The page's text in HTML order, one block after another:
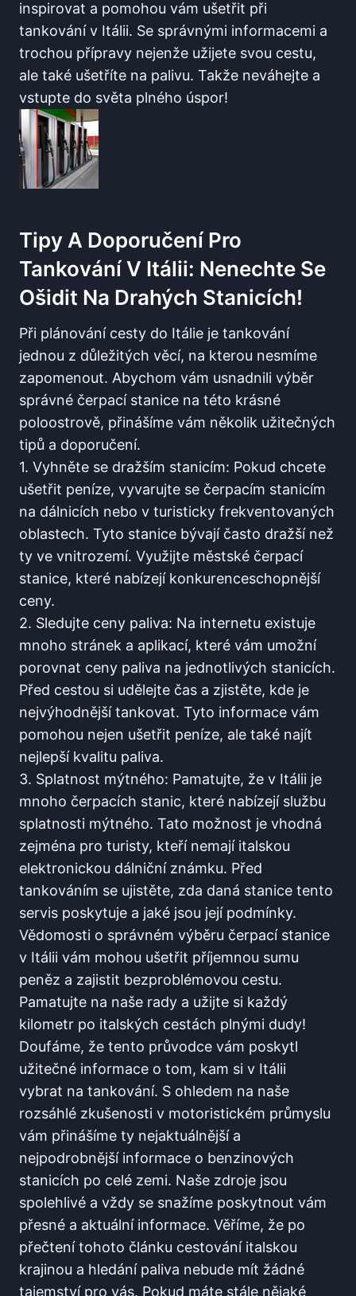
inspirovat a pomohou vám ušetřit⁤ při
tankování v Itálii. Se⁣ správnými informacemi a
trochou přípravy nejenže užijete svou cestu,
ale‌ také ušetříte‍ na palivu. Takže neváhejte a
vstupte do⁢ světa plného ⁢úspor!
Tipy A Doporučení Pro
Tankování V Itálii: Nenechte ⁣se
Ošidit ⁣na Drahých Stanicích!
Při plánování cesty do Itálie je ‍tankování‍
jednou ‍z důležitých věcí, na ⁣kterou nesmíme
zapomenout. Abychom vám usnadnili výběr
správné čerpací stanice na této krásné
poloostrově, přinášíme vám několik užitečných
‍tipů a doporučení.
1. Vyhněte ⁤se dražším stanicím: Pokud chcete
ušetřit peníze, vyvarujte se‌ čerpacím stanicím
na dálnicích nebo v turisticky frekventovaných
oblastech. Tyto stanice bývají​ často dražší než
ty ve vnitrozemí. Využijte městské čerpací
stanice, které nabízejí konkurenceschopnější
ceny.
2. Sledujte ⁤ceny paliva: Na internetu existuje
mnoho stránek a aplikací, které vám umožní
‌porovnat ceny paliva na jednotlivých stanicích.
Před cestou si ‌udělejte čas a zjistěte, kde je
nejvýhodnější tankovat. Tyto ‌informace vám
pomohou nejen ušetřit peníze, ale také najít
nejlepší kvalitu paliva.
3. Splatnost mýtného: Pamatujte,⁣ že v Itálii je
mnoho čerpacích‍ stanic, které nabízejí službu
splatnosti mýtného. Tato‍ možnost je vhodná
zejména pro turisty, kteří nemají italskou‍
elektronickou dálniční ​známku. Před
tankováním se ujistěte, zda⁣ daná stanice ​tento
servis‍ poskytuje a ⁣jaké jsou její podmínky.
Vědomosti o správném výběru čerpací⁤ stanice
v Itálii vám mohou ušetřit⁣ příjemnou sumu
peněz a zajistit bezproblémovou cestu.
Pamatujte na naše rady a ‌užijte si každý
kilometr‌ po italských cestách⁣ plnými ​dudy!⁢
Doufáme, že ⁢tento průvodce vám poskytl
‍užitečné informace ‍o tom, kam si v Itálii
vybrat na tankování. S ohledem na naše
rozsáhlé‍ zkušenosti ​v motoristickém průmyslu
vám přinášíme ty nejaktuálnější a
nejpodrobnější informace o benzinových
stanicích ⁣po celé zemi. Naše zdroje jsou
spolehlivé a vždy se snažíme‌ poskytnout vám
⁤přesné a ⁤aktuální informace. Věříme,⁣ že po
přečtení tohoto článku cestování italskou
krajinou a hledání ​paliva⁢ nebude‌ mít žádné
tajemství pro vás. Pokud máte stále nějaké